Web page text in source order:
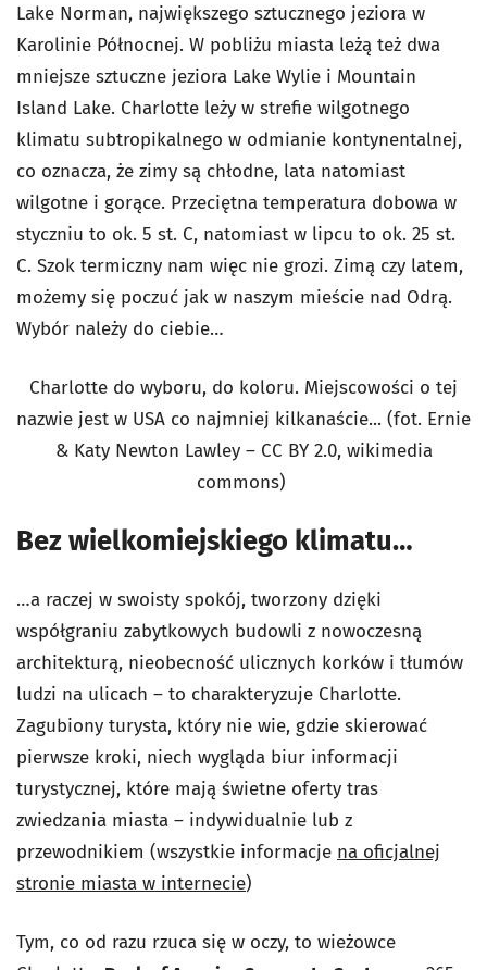
Lake Norman, największego sztucznego jeziora w
Karolinie Północnej. W pobliżu miasta leżą też dwa
mniejsze sztuczne jeziora Lake Wylie i Mountain
Island Lake. Charlotte leży w strefie wilgotnego
klimatu subtropikalnego w odmianie kontynentalnej,
co oznacza, że zimy są chłodne, lata natomiast
wilgotne i gorące. Przeciętna temperatura dobowa w
styczniu to ok. 5 st. C, natomiast w lipcu to ok. 25 st.
C. Szok termiczny nam więc nie grozi. Zimą czy latem,
możemy się poczuć jak w naszym mieście nad Odrą.
Wybór należy do ciebie…
Charlotte do wyboru, do koloru. Miejscowości o tej
nazwie jest w USA co najmniej kilkanaście... (fot. Ernie
& Katy Newton Lawley – CC BY 2.0, wikimedia
commons)
Bez wielkomiejskiego klimatu…
…a raczej w swoisty spokój, tworzony dzięki
współgraniu zabytkowych budowli z nowoczesną
architekturą, nieobecność ulicznych korków i tłumów
ludzi na ulicach – to charakteryzuje Charlotte.
Zagubiony turysta, który nie wie, gdzie skierować
pierwsze kroki, niech wygląda biur informacji
turystycznej, które mają świetne oferty tras
zwiedzania miasta – indywidualnie lub z
przewodnikiem (wszystkie informacje na oficjalnej
stronie miasta w internecie)
Tym, co od razu rzuca się w oczy, to wieżowce